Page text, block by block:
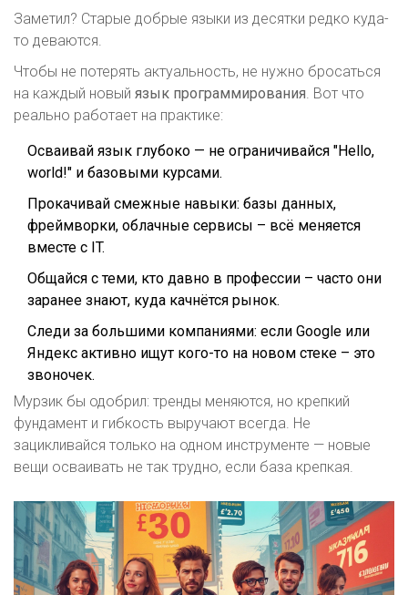
Заметил? Старые добрые языки из десятки редко куда-
то деваются.
Чтобы не потерять актуальность, не нужно бросаться
на каждый новый язык программирования. Вот что
реально работает на практике:
Осваивай язык глубоко — не ограничивайся "Hello,
world!" и базовыми курсами.
Прокачивай смежные навыки: базы данных,
фреймворки, облачные сервисы – всё меняется
вместе с IT.
Общайся с теми, кто давно в профессии – часто они
заранее знают, куда качнётся рынок.
Следи за большими компаниями: если Google или
Яндекс активно ищут кого-то на новом стеке – это
звоночек.
Мурзик бы одобрил: тренды меняются, но крепкий
фундамент и гибкость выручают всегда. Не
зацикливайся только на одном инструменте — новые
вещи осваивать не так трудно, если база крепкая.